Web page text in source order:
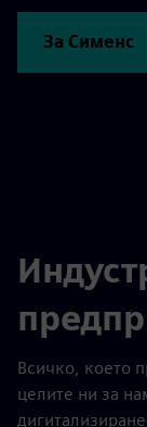
За Сименс
Всичко, което
целите ни за